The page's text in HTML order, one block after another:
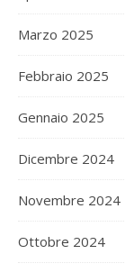
Marzo 2025
Febbraio 2025
Gennaio 2025
Dicembre 2024
Novembre 2024
Ottobre 2024